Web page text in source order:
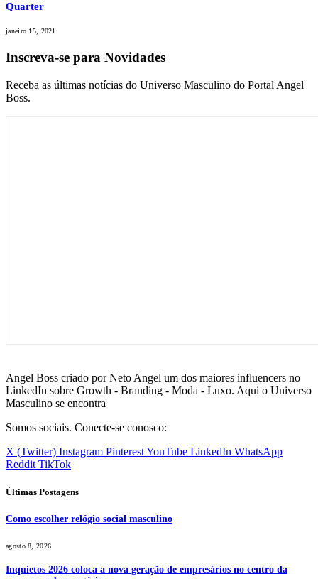
Quarter
janeiro 15, 2021
Inscreva-se para Novidades
Receba as últimas notícias do Universo Masculino do Portal Angel
Boss.
Angel Boss criado por Neto Angel um dos maiores influencers no
LinkedIn sobre Growth - Branding - Moda - Luxo. Aqui o Universo
Masculino se encontra
Somos sociais. Conecte-se conosco:
X (Twitter) Instagram PinterestYouTube LinkedIn WhatsApp
Reddit TikTok
Últimas Postagens
Como escolher relógio social masculino
agosto 8, 2026
Inquietos 2026 coloca a nova geração de empresários no centro da